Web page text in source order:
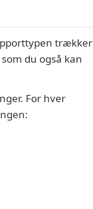
trækker
du også kan
For hver